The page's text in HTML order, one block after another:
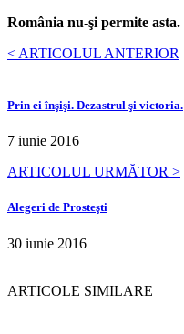
România nu-şi permite asta.
< ARTICOLUL ANTERIOR
Prin ei înşişi. Dezastrul şi victoria.
7 iunie 2016
ARTICOLUL URMĂTOR >
Alegeri de Prosteşti
30 iunie 2016
ARTICOLE SIMILARE